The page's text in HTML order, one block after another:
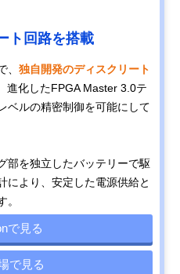
ト回路を搭載
、 独自開発のディスクリート
進化したFPGA Master 3.0テ
ベルの精密制御を可能にして
部を独立したバッテリーで駆
により、安定した電源供給と
で見る
で見る